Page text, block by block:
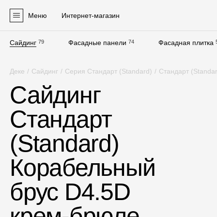
Меню Интернет-магазин
Сайдинг 79 Фасадные панели 74 Фасадная плитка
Сайдинг
Софиты
Фасадные панели
Фасадная плитка
Комплектующие для фасадов
Пленки и мембраны
Деке / Сайдинг / Серия Стандарт (Standard) / Стандарт
Сайдинг
Стандарт
(Standard)
Корабельный
брус D4.5D